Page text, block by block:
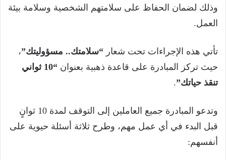
وذلك لضمان الحفاظ على سلامتهم الشخصية وسلامة بيئة
العمل.
تأتي هذه الإجراءات تحت شعار “سلامتك.. مسؤوليتك”،
حيث تركز المبادرة على قاعدة ذهبية بعنوان
“10 ثواني
تنقذ حياتك”.
وتدعو المبادرة جميع العاملين إلى التوقف لمدة 10 ثوانٍ
قبل البدء في أي عمل مهم، وطرح ثلاثة أسئلة حيوية على
أنفسهم: